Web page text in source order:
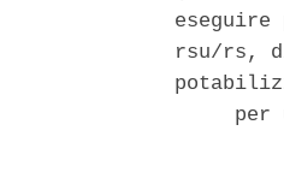
rsu/rs,
per